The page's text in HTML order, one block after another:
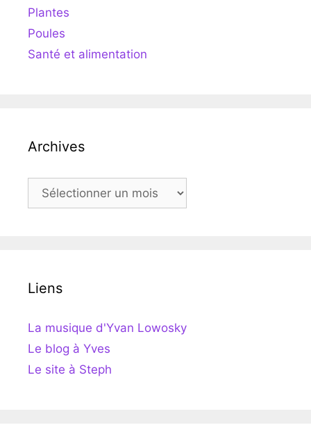
Plantes
Poules
Santé et alimentation
Archives
Archives
Liens
La musique d'Yvan Lowosky
Le blog à Yves
Le site à Steph